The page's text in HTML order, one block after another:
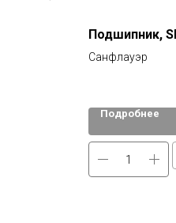
Подшипник,
Санфлауэр
Подробнее